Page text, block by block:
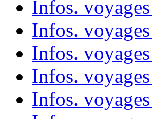
Infos.
Infos.
Infos.
Infos.
Infos.